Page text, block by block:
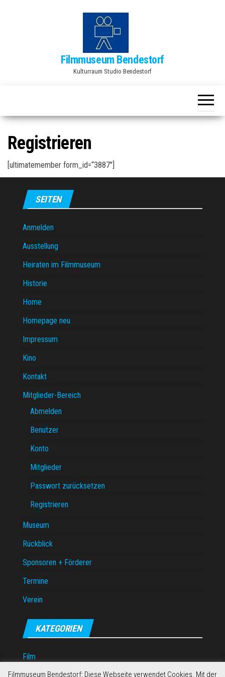
Filmmuseum Bendestorf
Kulturraum Studio Bendestorf
Registrieren
[ultimatemember form_id=“3887″]
SEITEN
Anmelden
Ausstellung
Heiraten im Filmmuseum
Historie
Home
Homepage neu
Impressum
Kino
Kontakt
Mitglieder-Bereich
Abmelden
Benutzer
Konto
Mitglieder
Passwort zurücksetzen
Registrieren
Museum
Rückblick
Sponsoren + Förderer
Termine
Verein
KATEGORIEN
Film
Filmmuseum Bendestorf: Diese Webseite verwendet Cookies. Mit der